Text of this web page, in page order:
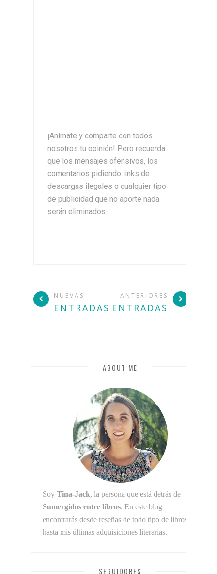
¡Anímate y comparte con todos
nosotros tu opinión! Pero recuerda
que los mensajes ofensivos, los
comentarios pidiendo links de
descargas ilegales o cualquier tipo
de publicidad que no aporte nada
serán eliminados.
NUEVAS
ENTRADAS
ANTERIORES
ENTRADAS
ABOUT ME
Soy Tina-Jack, la persona que está detrás de
Sumergidos entre libros. En este blog
encontrarás desde reseñas de todo tipo de libros
hasta mis últimas adquisiciones literarias.
SEGUIDORES